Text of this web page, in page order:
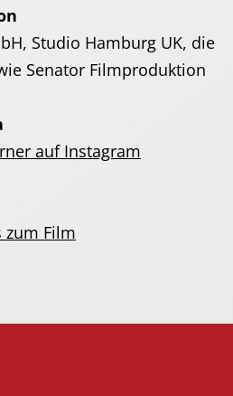
Studio Hamburg UK, die
Senator Filmproduktion
auf Instagram
zum Film